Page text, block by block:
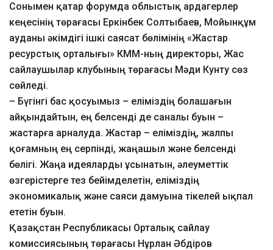
Сонымен қатар форумда облыстық ардагерлер
кеңесінің төрағасы Еркінбек Солтыбаев, Мойынқұм
ауданы әкімдігі ішкі саясат бөлімінің «Жастар
ресурстық орталығы» КММ-ның директоры, Жас
сайлаушылар клубының төрағасы Мәди Кунту сөз
сөйледі.
– Бүгінгі бас қосуымыз – еліміздің болашағын
айқындайтын, ең белсенді де саналы буын –
жастарға арналуда. Жастар – еліміздің, жалпы
қоғамның ең серпінді, жаңашыл және белсенді
бөлігі. Жаңа идеяларды ұсынатын, әлеуметтік
өзгерістерге тез бейімделетін, еліміздің
экономикалық және саяси дамуына тікелей ықпал
ететін буын.
Қазақстан Республикасы Орталық сайлау
комиссиясының төрағасы Нұрлан Әбдіров